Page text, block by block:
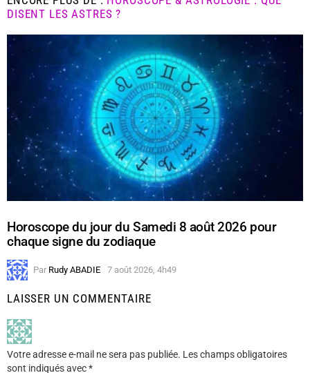
DISENT LES ASTRES ?
Horoscope du jour du Samedi 8 août 2026 pour
chaque signe du zodiaque
Par Rudy ABADIE 7 août 2026, 4h49
LAISSER UN COMMENTAIRE
Votre adresse e-mail ne sera pas publiée. Les champs obligatoires
sont indiqués avec*